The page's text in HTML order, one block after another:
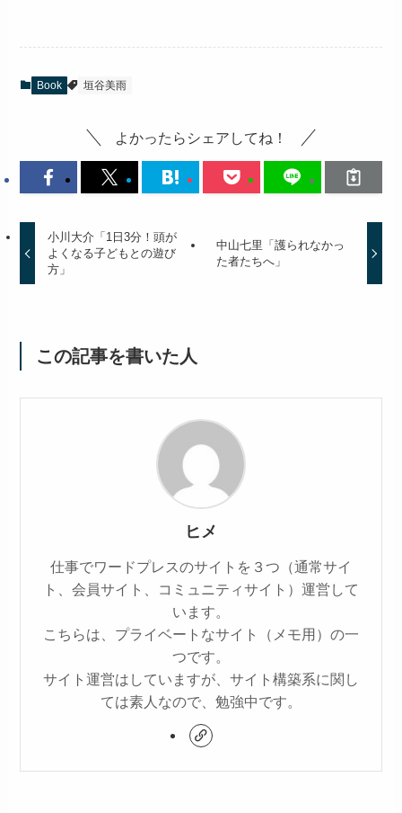
Book 垣谷美雨
よかったらシェアしてね！
小川大介「1日3分！頭が
よくなる子どもとの遊び
方」
中山七里「護られなかっ
た者たちへ」
この記事を書いた人
ヒメ
仕事でワードプレスのサイトを３つ（通常サイ
ト、会員サイト、コミュニティサイト）運営して
います。
こちらは、プライベートなサイト（メモ用）の一
つです。
サイト運営はしていますが、サイト構築系に関し
ては素人なので、勉強中です。